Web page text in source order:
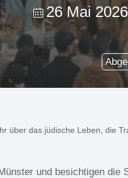
26 Mai 2026
über das jüdische Leben, die
und besichtigen die